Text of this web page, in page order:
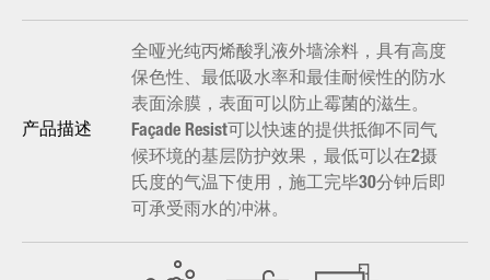
产品描述
全哑光纯丙烯酸乳液外墙涂料，具有高度
保色性、最低吸水率和最佳耐候性的防水
表面涂膜，表面可以防止霉菌的滋生。
Façade Resist可以快速的提供抵御不同气
候环境的基层防护效果，最低可以在2摄
氏度的气温下使用，施工完毕30分钟后即
可承受雨水的冲淋。